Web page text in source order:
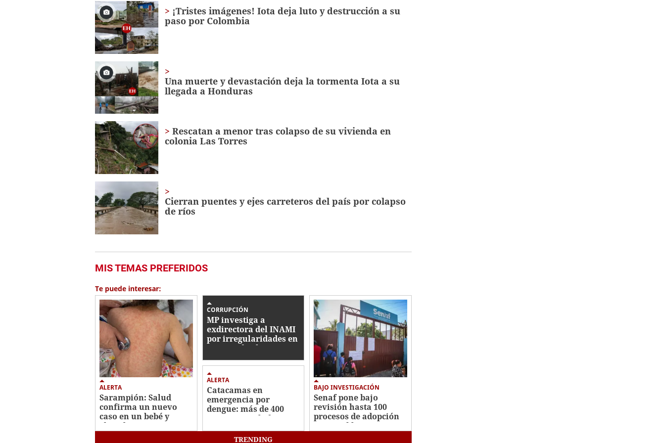
1
minute,
49
secondsVolume
0%
¡Tristes imágenes! Iota deja luto y destrucción a su
paso por Colombia
Una muerte y devastación deja la tormenta Iota a su
llegada a Honduras
Rescatan a menor tras colapso de su vivienda en
colonia Las Torres
Cierran puentes y ejes carreteros del país por colapso
de ríos
MIS TEMAS PREFERIDOS
Te puede interesar:
ALERTA
Sarampión: Salud
confirma un nuevo
caso en un bebé y
eleva los contagios a
CORRUPCIÓN
MP investiga a
exdirectora del INAMI
por irregularidades en
compra de alimentos
ALERTA
Catacamas en
emergencia por
dengue: más de 400
casos acumulados
BAJO INVESTIGACIÓN
Senaf pone bajo
revisión hasta 100
procesos de adopción
por posibles
TRENDING